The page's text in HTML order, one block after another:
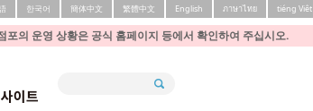
의 운영 상황은 공식 홈페이지 등에서 확인하여 주십시오.
한국어 簡体中文 繁體中文 English ภาษาไทย tiéng Viêt